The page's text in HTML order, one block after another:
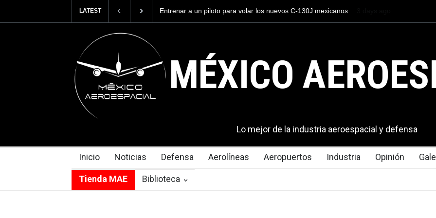
LATEST
Entrenar a un piloto para volar los nuevos C-130J mexicanos
México se posiciona
del mundo, al superar
exportaciones en el
MÉXICO
Lo mejor de la industria aeroespacial y defensa
Inicio Noticias Defensa Aerolíneas Aeropuertos Industria Opinión
Tienda MAE Biblioteca